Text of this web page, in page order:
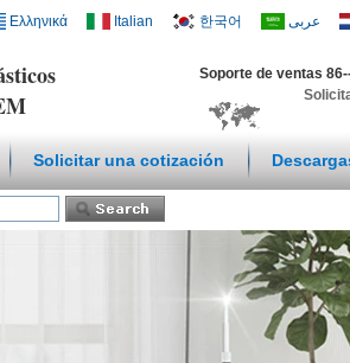
Soporte de ventas
Ελληνικά Italian 한국어 عربى
Solicitar una cotización